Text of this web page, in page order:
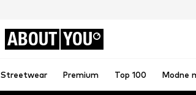
ABOUT YOU
Streetwear Premium Top 100 Modne